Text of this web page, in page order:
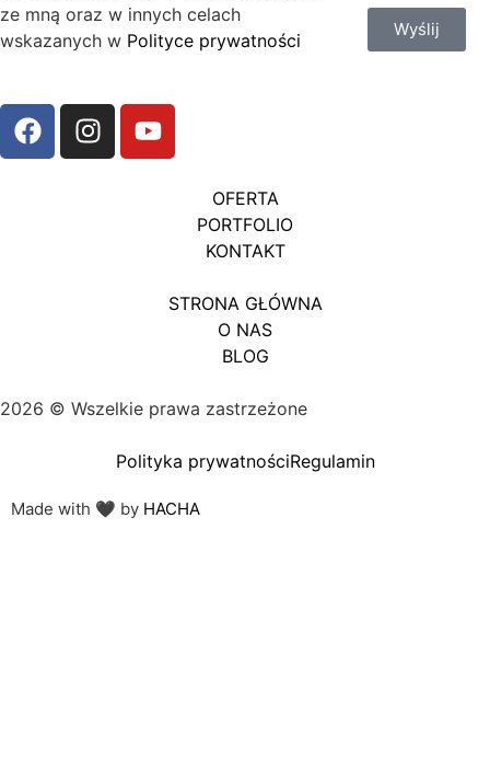
ze mną oraz w innych celach
wskazanych w Polityce prywatności Wyślij
OFERTA
PORTFOLIO
KONTAKT
STRONA GŁÓWNA
O NAS
BLOG
2026 © Wszelkie prawa zastrzeżone
Polityka prywatnościRegulamin
Made with 🖤 by HACHA